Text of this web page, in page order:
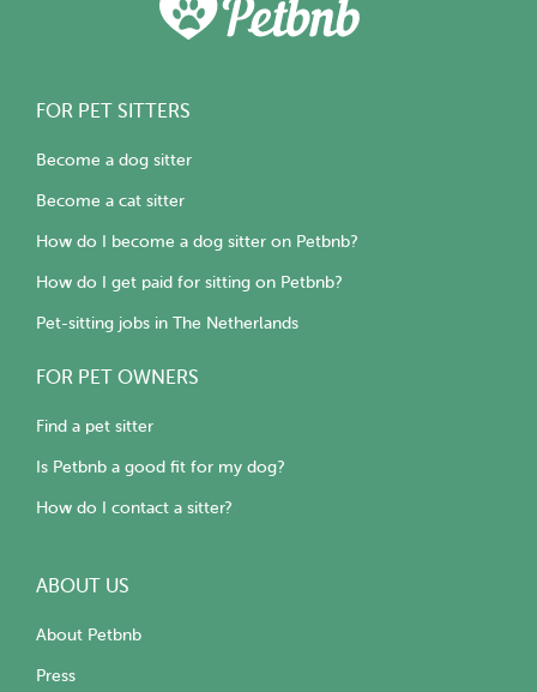
FOR PET SITTERS
Become a dog sitter
Become a cat sitter
How do I become a dog sitter on Petbnb?
How do I get paid for sitting on Petbnb?
Pet-sitting jobs in The Netherlands
FOR PET OWNERS
Find a pet sitter
Is Petbnb a good fit for my dog?
How do I contact a sitter?
ABOUT US
About Petbnb
Press